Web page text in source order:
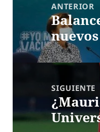
entradas
ANTERIOR
Entrada
anterior:
SIGUIENTE
Entrada
siguiente: